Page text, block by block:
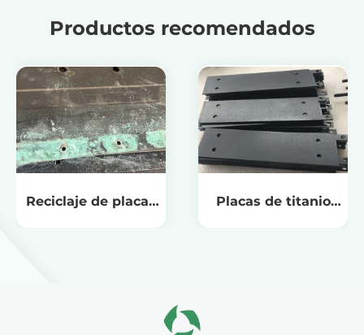
Productos recomendados
Reciclaje de placas Placas de titanio